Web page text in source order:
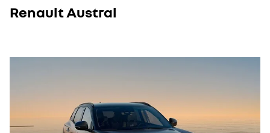
Renault Austral